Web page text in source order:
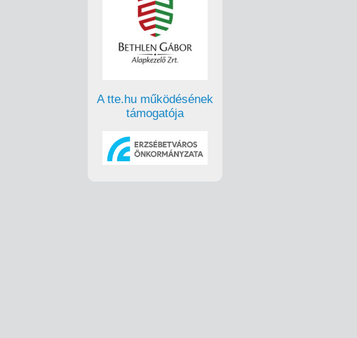
A tte.hu működésének
támogatója